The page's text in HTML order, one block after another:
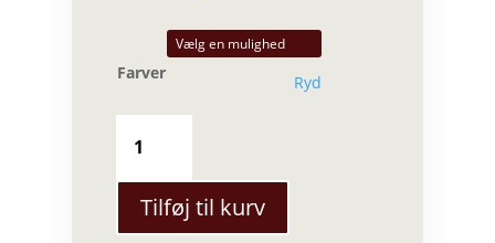
Farver Ryd
Cantik
-
Matt
armbånd
Tilføj til kurv